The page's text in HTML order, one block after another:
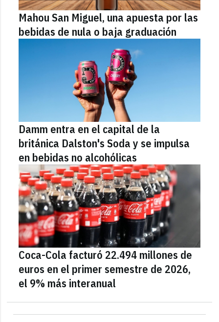
Mahou San Miguel, una apuesta por las
bebidas de nula o baja graduación
Damm entra en el capital de la
británica Dalston's Soda y se impulsa
en bebidas no alcohólicas
Coca-Cola facturó 22.494 millones de
euros en el primer semestre de 2026,
el 9% más interanual